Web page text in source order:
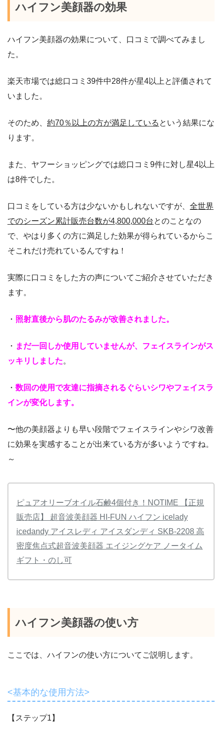
ハイフン美顔器の効果
ハイフン美顔器の効果について、口コミで調べてみまし
た。
楽天市場では総口コミ39件中28件が星4以上と評価されて
いました。
そのため、 約70％以上の方が満足している という結果にな
ります。
また、ヤフーショッピングでは総口コミ9件に対し星4以上
は8件でした。
口コミをしている方は少ないかもしれないですが、 全世界
でのシーズン累計販売台数が4,800,000台 とのことなの
で、やはり多くの方に満足した効果が得られているからこ
そこれだけ売れているんですね！
実際に口コミをした方の声についてご紹介させていただき
ます。
・ 照射直後から肌のたるみが改善されました。
・ まだ一回しか使用していませんが、フェイスラインがス
ッキリしました。
・ 数回の使用で友達に指摘されるぐらいシワやフェイスラ
インが変化します。
〜他の美顔器よりも早い段階でフェイスラインやシワ改善
に効果を実感することが出来ている方が多いようですね。
～
ピュアオリーブオイル石鹸4個付き！NOTIME 【正規
販売店】 超音波美顔器 HI-FUN ハイフン icelady
icedandy アイスレディ アイスダンディ SKB-2208 高
密度焦点式超音波美顔器 エイジングケア ノータイム
ギフト・のし可
ハイフン美顔器の使い方
ここでは、ハイフンの使い方についてご説明します。
<基本的な使用方法>
【ステップ1】